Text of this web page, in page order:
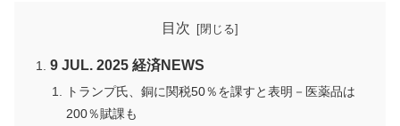
目次
9 JUL. 2025 経済NEWS
トランプ氏、銅に関税50％を課すと表明－医薬品は
200％賦課も